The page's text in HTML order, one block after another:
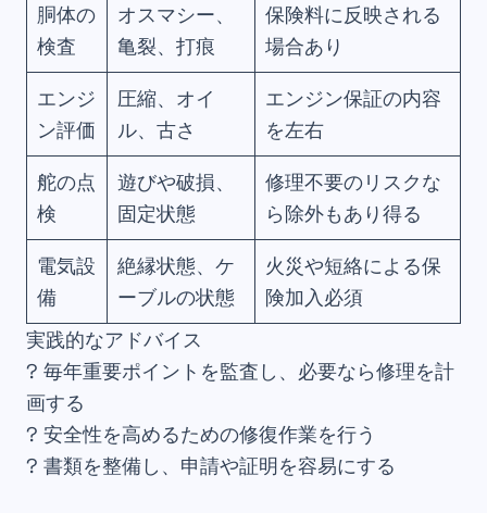
胴体の
検査
オスマシー、
亀裂、打痕
保険料に反映される
場合あり
エンジ
ン評価
圧縮、オイ
ル、古さ
エンジン保証の内容
を左右
舵の点
検
遊びや破損、
固定状態
修理不要のリスクな
ら除外もあり得る
電気設
備
絶縁状態、ケ
ーブルの状態
火災や短絡による保
険加入必須
実践的なアドバイス
? 毎年重要ポイントを監査し、必要なら修理を計
画する
?️ 安全性を高めるための修復作業を行う
? 書類を整備し、申請や証明を容易にする